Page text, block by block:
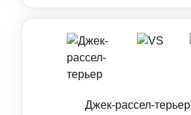
Джек-рассел-терьер